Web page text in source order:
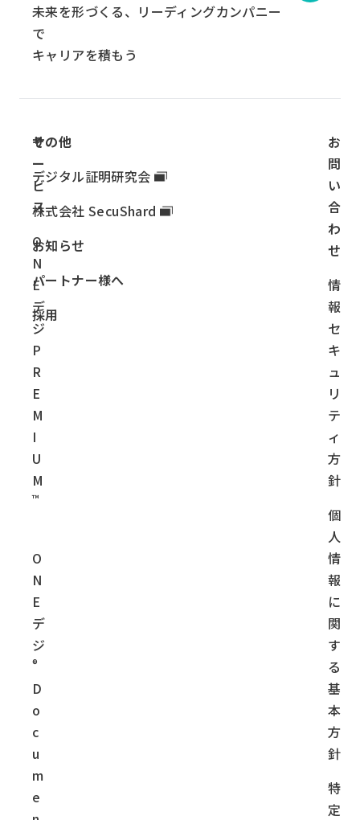
未来を形づくる、リーディングカンパニー
で
キャリアを積もう
ン
ク
サ
ー
ビ
ス
O
N
E
デ
ジ
P
R
E
M
I
U
M
™
O
N
E
デ
ジ
®
D
o
c
u
m
e
その他
デジタル証明研究会
株式会社 SecuShard
お知らせ
パートナー様へ
採用
お
問
い
合
わ
せ
情
報
セ
キ
ュ
リ
テ
ィ
方
針
個
人
情
報
に
関
す
る
基
本
方
針
特
定